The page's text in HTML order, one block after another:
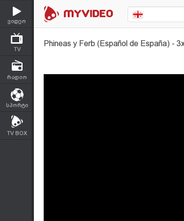
ვიდეო
TV
რადიო
სპორტი
TV BOX
Phineas y Ferb (Español de España) -